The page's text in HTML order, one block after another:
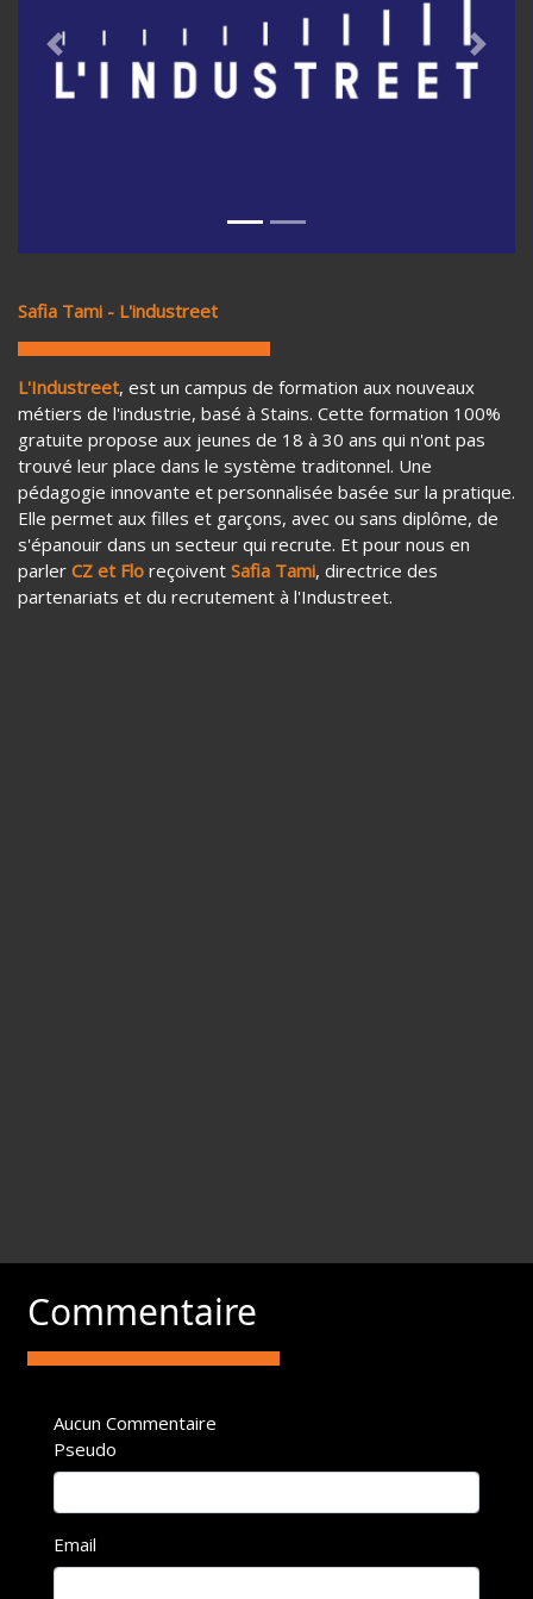
Previous Next
Safia Tami - L'industreet
L'Industreet, est un campus de formation aux nouveaux
métiers de l'industrie, basé à Stains. Cette formation 100%
gratuite propose aux jeunes de 18 à 30 ans qui n'ont pas
trouvé leur place dans le système traditonnel. Une
pédagogie innovante et personnalisée basée sur la pratique.
Elle permet aux filles et garçons, avec ou sans diplôme, de
s'épanouir dans un secteur qui recrute. Et pour nous en
parler CZ et Flo reçoivent Safia Tami, directrice des
partenariats et du recrutement à l'Industreet.
Commentaire
Aucun Commentaire
Pseudo
Email